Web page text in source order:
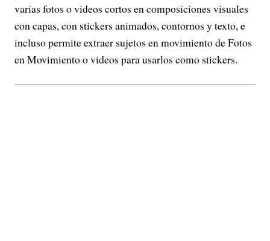
varias fotos o videos cortos en composiciones visuales
con capas, con stickers animados, contornos y texto, e
incluso permite extraer sujetos en movimiento de Fotos
en Movimiento o videos para usarlos como stickers.